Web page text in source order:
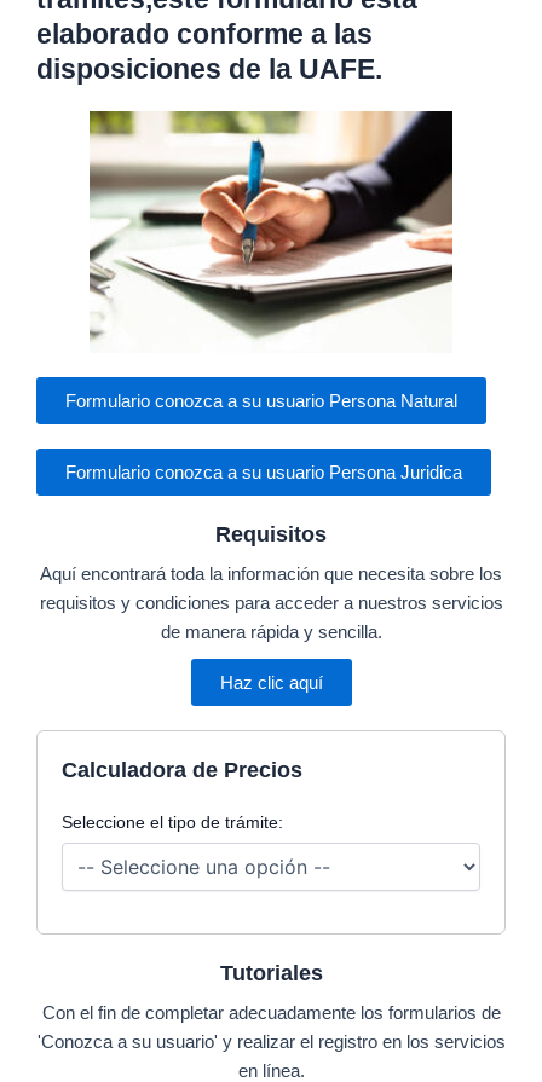
elaborado conforme a las
disposiciones de la UAFE.
Formulario conozca a su usuario Persona Natural
Formulario conozca a su usuario Persona Juridica
Requisitos
Aquí encontrará toda la información que necesita sobre los
requisitos y condiciones para acceder a nuestros servicios
de manera rápida y sencilla.
Haz clic aquí
Calculadora de Precios
Seleccione el tipo de trámite:
Tutoriales
Con el fin de completar adecuadamente los formularios de
'Conozca a su usuario' y realizar el registro en los servicios
en línea.